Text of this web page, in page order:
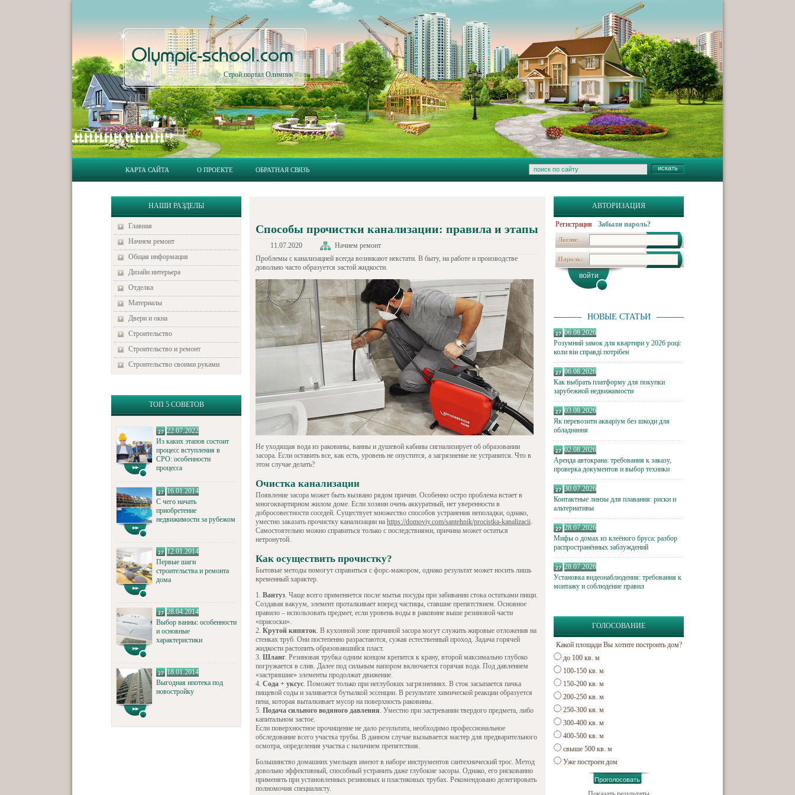
Olympic-school.com
Строй портал Олимпик
КАРТА САЙТА О ПРОЕКТЕ ОБРАТНАЯ СВЯЗЬ
НАШИ РАЗДЕЛЫ
Главная
Начнем ремонт
Общая информация
Дизайн интерьера
Отделка
Материалы
Двери и окна
Строительство
Строительство и ремонт
Строительство своими руками
ТОП 5 СОВЕТОВ
22.07.2022
Из каких этапов состоит
процесс вступления в
СРО: особенности
процесса
16.01.2014
С чего начать
приобретение
недвижимости за рубежом
12.01.2014
Первые шаги
строительства и ремонта
дома
28.04.2014
Выбор ванны: особенности
и основные
характеристики
18.01.2014
Выгодная ипотека под
новостройку
АВТОРИЗАЦИЯ
Регистрация Забыли пароль?
Логин:
Пароль:
НОВЫЕ СТАТЬИ
06.08.2026
Розумний замок для квартири у 2026 році:
коли він справді потрібен
06.08.2026
Как выбрать платформу для покупки
зарубежной недвижимости
03.08.2026
Як перевозити акваріум без шкоди для
обладнання
02.08.2026
Аренда автокрана: требования к заказу,
проверка документов и выбор техники
30.07.2026
Контактные линзы для плавания: риски и
альтернативы
28.07.2026
Мифы о домах из клеёного бруса: разбор
распространённых заблуждений
28.07.2026
Установка видеонаблюдения: требования к
монтажу и соблюдение правил
ГОЛОСОВАНИЕ
Какой площади Вы хотите построить дом?
до 100 кв. м
100-150 кв. м
150-200 кв. м
200-250 кв. м
250-300 кв. м
300-400 кв. м
400-500 кв. м
свыше 500 кв. м
Уже построен дом
Способы прочистки канализации: правила и этапы
11.07.2020
Начнем ремонт
Проблемы с канализацией всегда возникают некстати. В быту, на работе и производстве
довольно часто образуется застой жидкости.
Не уходящая вода из раковины, ванны и душевой кабины сигнализирует об образовании
засора. Если оставить все, как есть, уровень не опустится, а загрязнение не устранится. Что в
этом случае делать?
Очистка канализации
Появление засора может быть вызвано рядом причин. Особенно остро проблема встает в
многоквартирном жилом доме. Если хозяин очень аккуратный, нет уверенности в
добросовестности соседей. Существует множество способов устранения неполадки, однако,
уместно заказать прочистку канализации на https://domoviy.com/santehnik/procistka-kanalizacii.
Самостоятельно можно справиться только с последствиями, причина может остаться
нетронутой.
Как осуществить прочистку?
Бытовые методы помогут справиться с форс-мажором, однако результат может носить лишь
временный характер.
Вантуз. Чаще всего применяется после мытья посуды при забивании стока остатками пищи.
Создавая вакуум, элемент проталкивает вперед частицы, ставшие препятствием. Основное
правило – использовать предмет, если уровень воды в раковине выше резиновой части
«присоски».
Крутой кипяток. В кухонной зоне причиной засора могут служить жировые отложения на
стенках труб. Они постепенно разрастаются, сужая естественный проход. Задача горячей
жидкости растопить образовавшийся пласт.
Шланг. Резиновая трубка одним концом крепится к крану, второй максимально глубоко
погружается в слив. Далее под сильным напором включается горячая вода. Под давлением
«застрявшие» элементы продолжат движение.
Сода + уксус. Поможет только при неглубоких загрязнениях. В сток засыпается пачка
пищевой соды и заливается бутылкой эссенции. В результате химической реакции образуется
пена, которая выталкивает мусор на поверхность раковины.
Подача сильного водяного давления. Уместно при застревании твердого предмета, либо
капитальном застое.
Если поверхностное прочищение не дало результата, необходимо профессиональное
обследование всего участка трубы. В данном случае вызывается мастер для предварительного
осмотра, определения участка с наличием препятствия.
Большинство домашних умельцев имеют в наборе инструментов сантехнический трос. Метод
довольно эффективный, способный устранить даже глубокие засоры. Однако, его рискованно
применять при установленных резиновых и пластиковых трубах. Рекомендовано делегировать
полномочия специалисту.